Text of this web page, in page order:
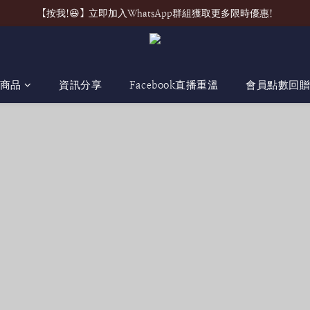
【按我!😆】立即加入WhatsApp群組獲取更多限時優惠!
品 資訊分享 Facebook直播重溫 會員點數回